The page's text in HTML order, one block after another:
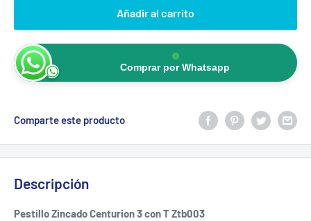
Añadir al carrito
Comprar por Whatsapp
Comparte este producto
Descripción
Pestillo Zincado Centurion 3 con T Ztb003